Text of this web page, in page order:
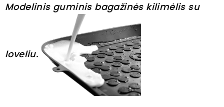
Modelinis guminis bagažinės kilimėlis su
loveliu.